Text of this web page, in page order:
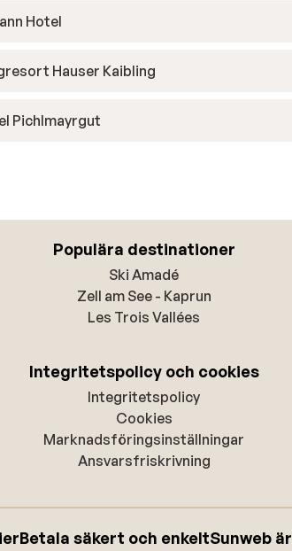
Hotel
Hauser Kaibling
Pichlmayrgut
Populära destinationer
Ski Amadé
Zell am See - Kaprun
Les Trois Vallées
Integritetspolicy och cookies
Integritetspolicy
Cookies
Marknadsföringsinställningar
Ansvarsfriskrivning
Betala säkert och enkeltSunweb